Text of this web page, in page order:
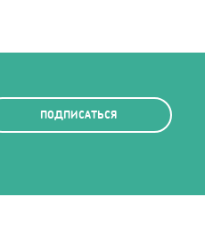
ПОДПИСАТЬСЯ